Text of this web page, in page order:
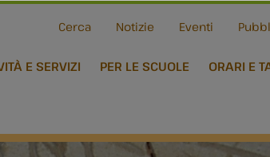
Cerca Notizie Eventi
E SERVIZI PER LE SCUOLE ORARI E